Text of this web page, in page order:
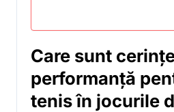
Care sunt
performanță
tenis în jocurile